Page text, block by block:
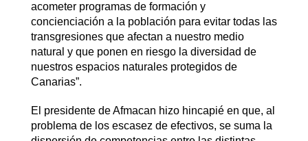
acometer programas de formación y
concienciación a la población para evitar todas las
transgresiones que afectan a nuestro medio
natural y que ponen en riesgo la diversidad de
nuestros espacios naturales protegidos de
Canarias”.
El presidente de Afmacan hizo hincapié en que, al
problema de los escasez de efectivos, se suma la